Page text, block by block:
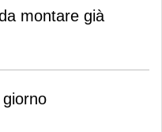
montare già